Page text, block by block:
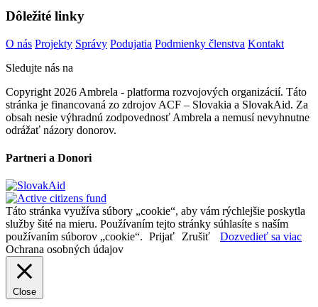
Dôležité linky
O nás Projekty Správy Podujatia Podmienky členstva Kontakt
Sledujte nás na
Copyright 2026 Ambrela - platforma rozvojových organizácií. Táto
stránka je financovaná zo zdrojov ACF – Slovakia a SlovakAid. Za
obsah nesie výhradnú zodpovednosť Ambrela a nemusí nevyhnutne
odrážať názory donorov.
Partneri a Donori
Táto stránka využíva súbory „cookie“, aby vám rýchlejšie poskytla
služby šité na mieru. Používaním tejto stránky súhlasíte s naším
používaním súborov „cookie“. Prijať Zrušiť
Dozvedieť sa viac
Ochrana osobných údajov
Close